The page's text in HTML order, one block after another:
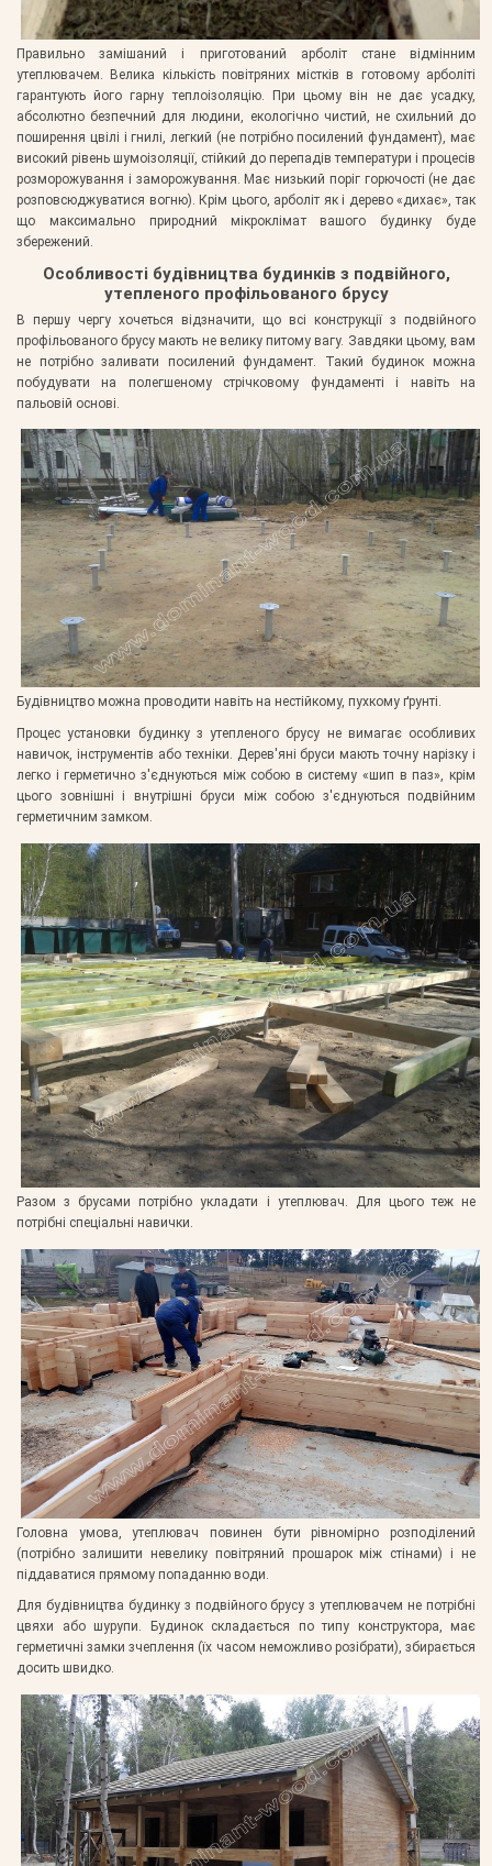
Правильно замішаний і приготований арболіт стане відмінним
утеплювачем. Велика кількість повітряних містків в готовому арболіті
гарантують його гарну теплоізоляцію. При цьому він не дає усадку,
абсолютно безпечний для людини, екологічно чистий, не схильний до
поширення цвілі і гнилі, легкий (не потрібно посилений фундамент), має
високий рівень шумоізоляції, стійкий до перепадів температури і процесів
розморожування і заморожування. Має низький поріг горючості (не дає
розповсюджуватися вогню). Крім цього, арболіт як і дерево «дихає», так
що максимально природний мікроклімат вашого будинку буде
збережений.
Особливості будівництва будинків з подвійного,
утепленого профільованого брусу
В першу чергу хочеться відзначити, що всі конструкції з подвійного
профільованого брусу мають не велику питому вагу. Завдяки цьому, вам
не потрібно заливати посилений фундамент. Такий будинок можна
побудувати на полегшеному стрічковому фундаменті і навіть на
пальовій основі.
Будівництво можна проводити навіть на нестійкому, пухкому ґрунті.
Процес установки будинку з утепленого брусу не вимагає особливих
навичок, інструментів або техніки. Дерев'яні бруси мають точну нарізку і
легко і герметично з'єднуються між собою в систему «шип в паз», крім
цього зовнішні і внутрішні бруси між собою з'єднуються подвійним
герметичним замком.
Разом з брусами потрібно укладати і утеплювач. Для цього теж не
потрібні спеціальні навички.
Головна умова, утеплювач повинен бути рівномірно розподілений
(потрібно залишити невелику повітряний прошарок між стінами) і не
піддаватися прямому попаданню води.
Для будівництва будинку з подвійного брусу з утеплювачем не потрібні
цвяхи або шурупи. Будинок складається по типу конструктора, має
герметичні замки зчеплення (їх часом неможливо розібрати), збирається
досить швидко.